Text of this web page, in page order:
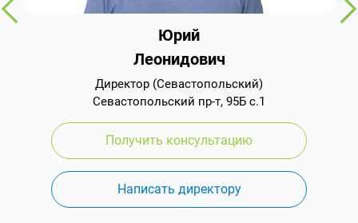
Юрий
Леонидович
Директор (Севастопольский)
Севастопольский пр-т, 95Б с.1
Получить консультацию
Написать директору